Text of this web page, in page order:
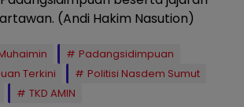
(Andi Hakim Nasution)
Padangsidimpuan
Terkini
Politisi Nasdem Sumut
TKD AMIN